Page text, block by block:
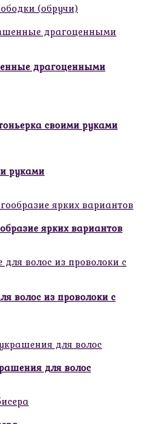
(обручи)
драгоценными
своими руками
руками
ярких вариантов
волос из проволоки с
для волос